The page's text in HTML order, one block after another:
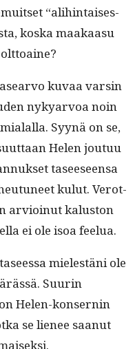
“ali­hin­tais­es­
kos­ka maakaa­su
kuvaa varsin
nyk­yarvoa noin
Syynä on se,
Helen joutuu
taseeseen­sa
kulut. Verot­
arvioin­ut kalus­ton
ei ole isoa feelua.
mielestäni ole
Suurin
Helen-kon­sernin
se lie­nee saanut